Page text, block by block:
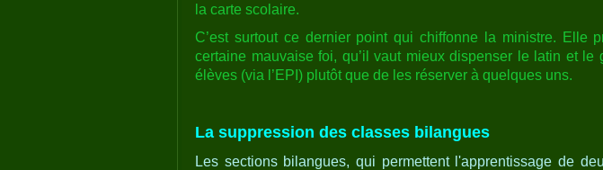
la carte scolaire.
C’est surtout ce dernier point qui chiffonne la ministre. Elle
certaine mauvaise foi, qu’il vaut mieux dispenser le latin et le
élèves (via l’EPI) plutôt que de les réserver à quelques uns.
La suppression des classes bilangues
Les sections bilangues, qui permettent l'apprentissage de